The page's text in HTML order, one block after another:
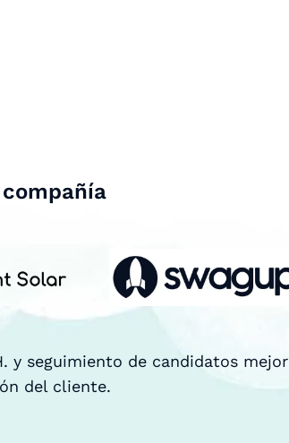
y seguimiento de candidatos mejor
del cliente.